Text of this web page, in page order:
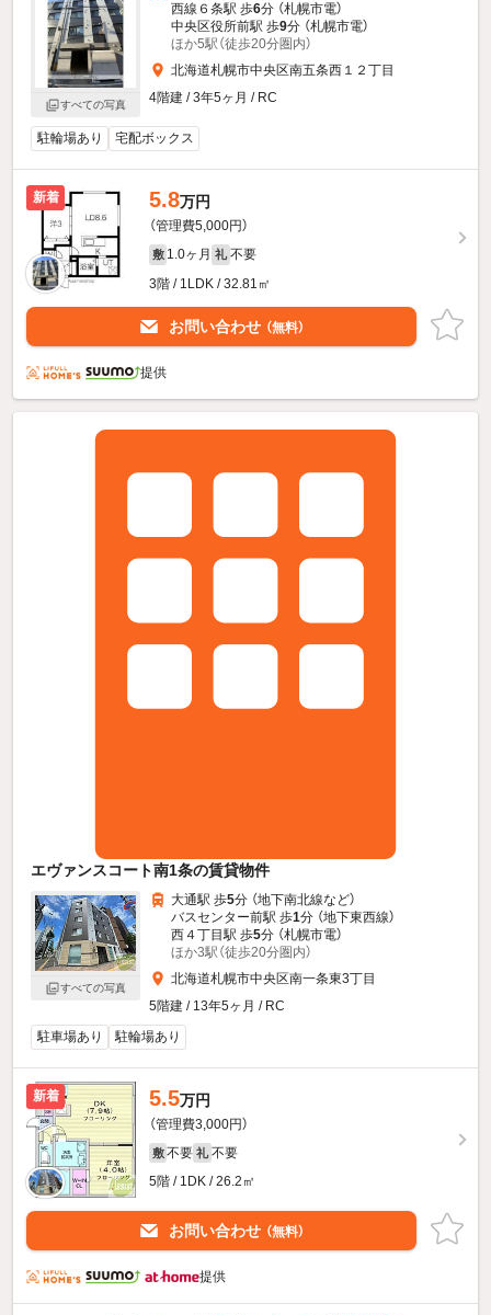
すべての写真
西線６条駅 歩6分 （札幌市電）
中央区役所前駅 歩9分 （札幌市電）
ほか5駅（徒歩20分圏内）
北海道札幌市中央区南五条西１２丁目
4階建 / 3年5ヶ月 / RC
駐輪場あり 宅配ボックス
新着 5.8万円
（管理費5,000円）
敷 1.0ヶ月 礼 不要
3階 / 1LDK / 32.81㎡
お問い合わせ （無料）
提供
エヴァンスコート南1条の賃貸物件
すべての写真
大通駅 歩5分 （地下南北線など）
バスセンター前駅 歩1分 （地下東西線）
西４丁目駅 歩5分 （札幌市電）
ほか3駅（徒歩20分圏内）
北海道札幌市中央区南一条東3丁目
5階建 / 13年5ヶ月 / RC
駐車場あり
駐輪場あり
新着 5.5万円
（管理費3,000円）
敷 不要 礼 不要
5階 / 1DK / 26.2㎡
お問い合わせ （無料）
提供